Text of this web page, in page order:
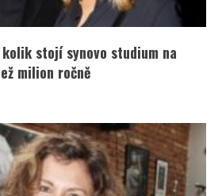
stojí synovo studium na
milion ročně